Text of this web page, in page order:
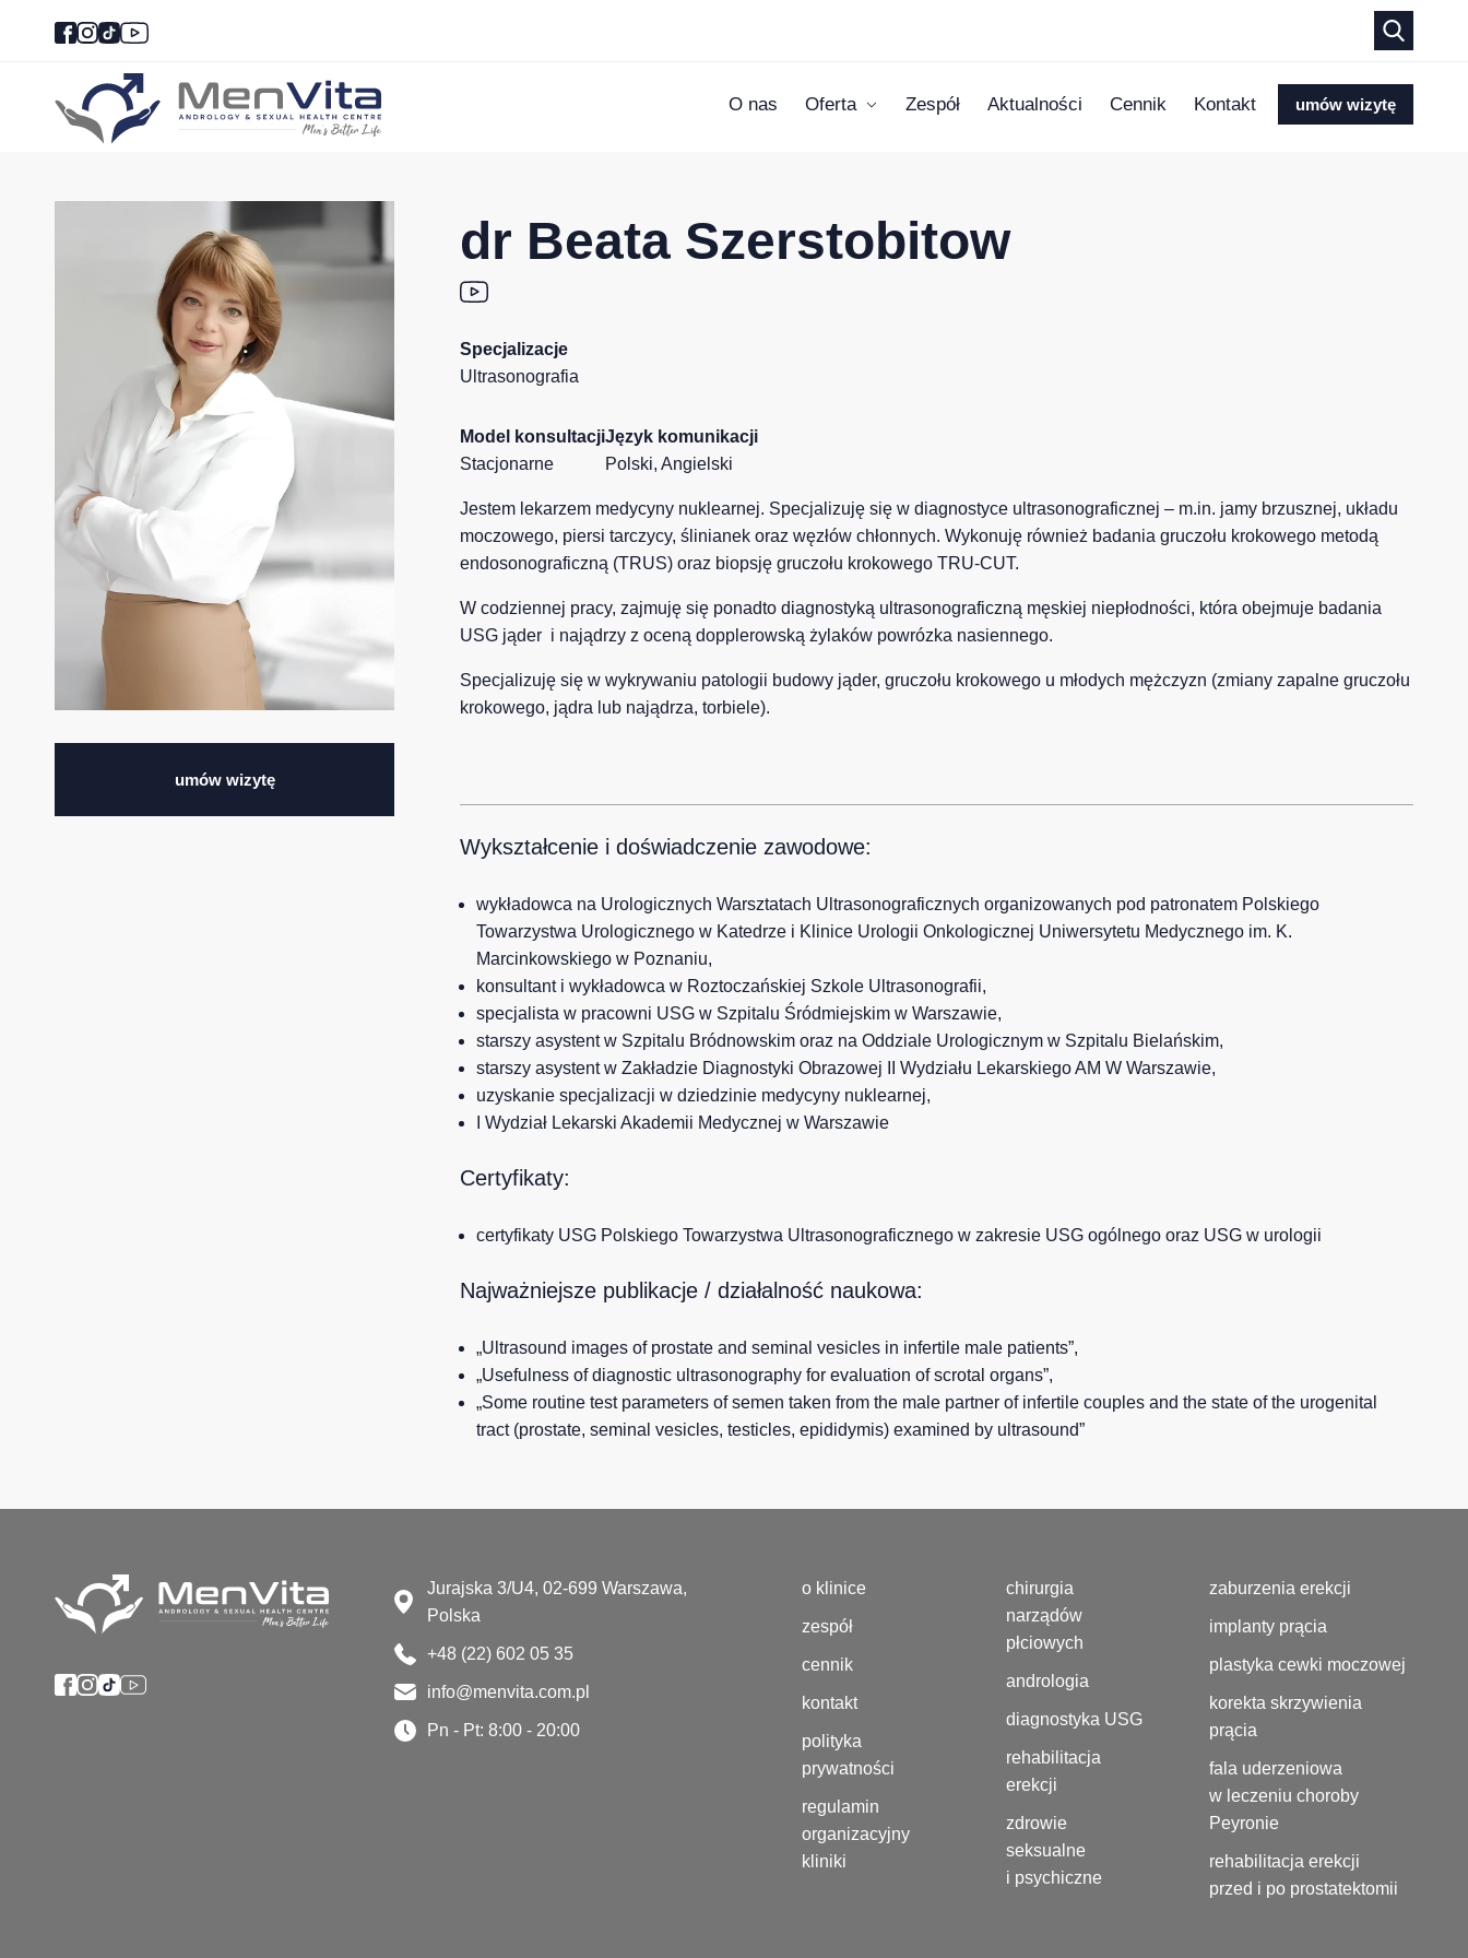
O nas Oferta Zespół Aktualności Cennik Kontakt umów wizytę
umów wizytę
dr Beata Szerstobitow
Specjalizacje
Ultrasonografia
Model konsultacji
Stacjonarne
Język komunikacji
Polski, Angielski
Jestem lekarzem medycyny nuklearnej. Specjalizuję się w diagnostyce ultrasonograficznej – m.in. jamy brzusznej, układu
moczowego, piersi tarczycy, ślinianek oraz węzłów chłonnych. Wykonuję również badania gruczołu krokowego metodą
endosonograficzną (TRUS) oraz biopsję gruczołu krokowego TRU-CUT.
W codziennej pracy, zajmuję się ponadto diagnostyką ultrasonograficzną męskiej niepłodności, która obejmuje badania
USG jąder i najądrzy z oceną dopplerowską żylaków powrózka nasiennego.
Specjalizuję się w wykrywaniu patologii budowy jąder, gruczołu krokowego u młodych mężczyzn (zmiany zapalne gruczołu
krokowego, jądra lub najądrza, torbiele).
Wykształcenie i doświadczenie zawodowe:
wykładowca na Urologicznych Warsztatach Ultrasonograficznych organizowanych pod patronatem Polskiego
Towarzystwa Urologicznego w Katedrze i Klinice Urologii Onkologicznej Uniwersytetu Medycznego im. K.
Marcinkowskiego w Poznaniu,
konsultant i wykładowca w Roztoczańskiej Szkole Ultrasonografii,
specjalista w pracowni USG w Szpitalu Śródmiejskim w Warszawie,
starszy asystent w Szpitalu Bródnowskim oraz na Oddziale Urologicznym w Szpitalu Bielańskim,
starszy asystent w Zakładzie Diagnostyki Obrazowej II Wydziału Lekarskiego AM W Warszawie,
uzyskanie specjalizacji w dziedzinie medycyny nuklearnej,
I Wydział Lekarski Akademii Medycznej w Warszawie
Certyfikaty:
certyfikaty USG Polskiego Towarzystwa Ultrasonograficznego w zakresie USG ogólnego oraz USG w urologii
Najważniejsze publikacje / działalność naukowa:
„Ultrasound images of prostate and seminal vesicles in infertile male patients”,
„Usefulness of diagnostic ultrasonography for evaluation of scrotal organs”,
„Some routine test parameters of semen taken from the male partner of infertile couples and the state of the urogenital
tract (prostate, seminal vesicles, testicles, epididymis) examined by ultrasound”
Jurajska 3/U4, 02-699 Warszawa,
Polska
+48 (22) 602 05 35
info@menvita.com.pl
Pn - Pt: 8:00 - 20:00
o klinice
zespół
cennik
kontakt
polityka
prywatności
regulamin
organizacyjny
kliniki
chirurgia
narządów
płciowych
andrologia
diagnostyka USG
rehabilitacja
erekcji
zdrowie
seksualne
i psychiczne
zaburzenia erekcji
implanty prącia
plastyka cewki moczowej
korekta skrzywienia
prącia
fala uderzeniowa
w leczeniu choroby
Peyronie
rehabilitacja erekcji
przed i po prostatektomii